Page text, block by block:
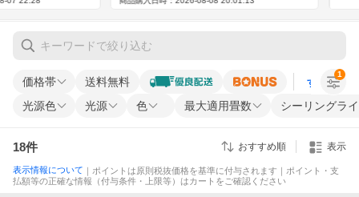
価格帯 送料無料 すべての条
光源色 光源 色 最大適用畳数 シーリングラ
1
18件 おすすめ順 表示
表示情報について ｜ポイントは原則税抜価格を基準に付与されます｜ポイント・支
払額等の正確な情報（付与条件・上限等）はカートをご確認ください